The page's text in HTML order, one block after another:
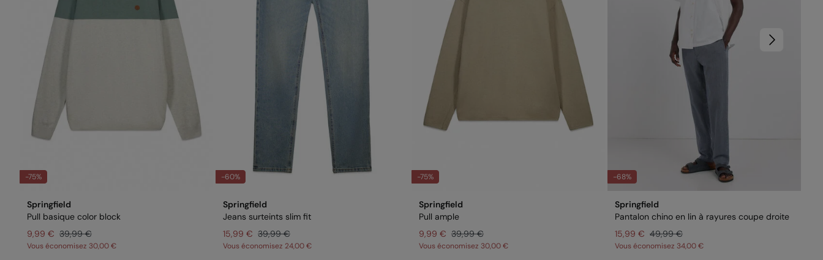
-75%
Springfield
Pull basique color block
9,99 € 39,99 €
Vous économisez 30,00 €
-60%
Springfield
Jeans surteints slim fit
15,99 € 39,99 €
Vous économisez 24,00 €
-75%
Springfield
Pull ample
9,99 € 39,99 €
Vous économisez 30,00 €
-68%
Springfield
Pantalon chino en lin à rayures coupe droite
15,99 € 49,99 €
Vous économisez 34,00 €